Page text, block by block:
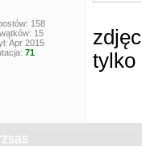
158
15
Apr 2015
71
tylko